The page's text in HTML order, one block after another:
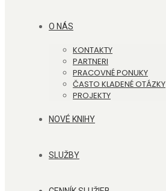
O NÁS
KONTAKTY
PARTNERI
PRACOVNÉ PONUKY
ČASTO KLADENÉ OTÁZKY
PROJEKTY
NOVÉ KNIHY
SLUŽBY